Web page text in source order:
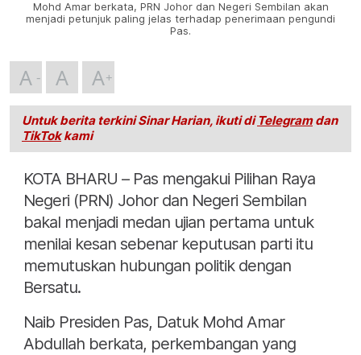
Mohd Amar berkata, PRN Johor dan Negeri Sembilan akan
menjadi petunjuk paling jelas terhadap penerimaan pengundi
Pas.
A A A
Untuk berita terkini Sinar Harian, ikuti di Telegramdan
TikTokkami
KOTA BHARU – Pas mengakui Pilihan Raya
Negeri (PRN) Johor dan Negeri Sembilan
bakal menjadi medan ujian pertama untuk
menilai kesan sebenar keputusan parti itu
memutuskan hubungan politik dengan
Bersatu.
Naib Presiden Pas, Datuk Mohd Amar
Abdullah berkata, perkembangan yang